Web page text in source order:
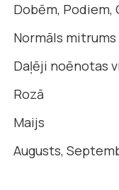
Dobēm,
Normāls mitrums
Daļēji noēnotas
Rozā
Maijs
Augusts,